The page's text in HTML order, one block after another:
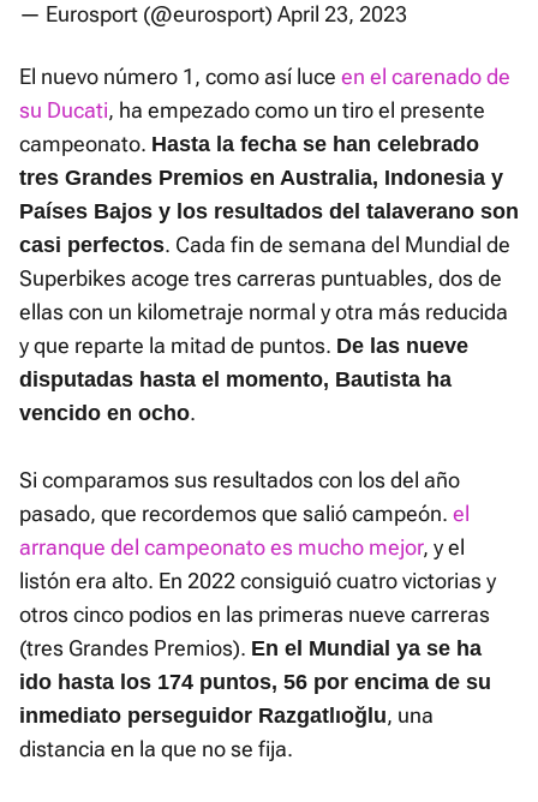
— Eurosport (@eurosport) April 23, 2023
El nuevo número 1, como así luce en el carenado de
su Ducati, ha empezado como un tiro el presente
campeonato. Hasta la fecha se han celebrado
tres Grandes Premios en Australia, Indonesia y
Países Bajos y los resultados del talaverano son
casi perfectos. Cada fin de semana del Mundial de
Superbikes acoge tres carreras puntuables, dos de
ellas con un kilometraje normal y otra más reducida
y que reparte la mitad de puntos. De las nueve
disputadas hasta el momento, Bautista ha
vencido en ocho.
Si comparamos sus resultados con los del año
pasado, que recordemos que salió campeón. el
arranque del campeonato es mucho mejor, y el
listón era alto. En 2022 consiguió cuatro victorias y
otros cinco podios en las primeras nueve carreras
(tres Grandes Premios). En el Mundial ya se ha
ido hasta los 174 puntos, 56 por encima de su
inmediato perseguidor Razgatlıoğlu, una
distancia en la que no se fija.